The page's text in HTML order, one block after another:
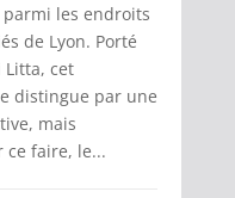
les endroits
de Lyon. Porté
cet
distingue par une
mais
ce faire, le...